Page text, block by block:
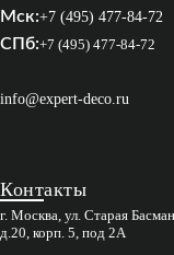
Мск:+7 (495) 477-84-72
СПб:+7 (495) 477-84-72
info@expert-deco.ru
Контакты
г. Москва, ул. Старая
д.20, корп. 5, под 2А